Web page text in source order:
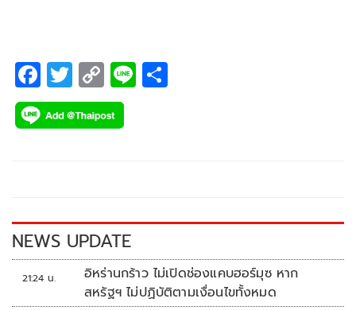
F
ac
e
k
T
wi
tt
C
o
p
k
Li
NEWS UPDATE
21:24 น.
อิหร่านกร้าว ไม่เปิดช่องแคบฮอร์มุซ หาก
สหรัฐฯ ไม่ปฏิบัติตามเงื่อนไขทั้งหมด